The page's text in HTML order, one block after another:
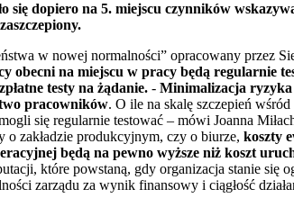
się dopiero na 5. miejscu czynników
w nowej normalności” opracowany przez
obecni na miejscu w pracy będą regularnie
testy na żądanie. - Minimalizacja
pracowników. O ile na skalę szczepień
się regularnie testować – mówi Joanna
zakładzie produkcyjnym, czy o biurze, koszty
będą na pewno wyższe niż koszt
które powstaną, gdy organizacja stanie się
zarządu za wynik finansowy i ciągłość